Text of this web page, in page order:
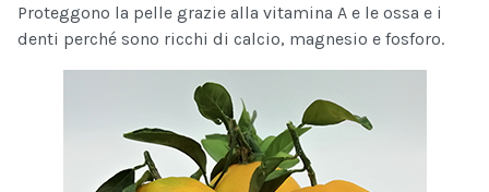
Proteggono la pelle grazie alla vitamina A e le ossa e i
denti perché sono ricchi di calcio, magnesio e fosforo.